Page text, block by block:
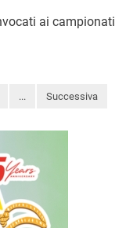
ai campionati
... Successiva